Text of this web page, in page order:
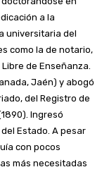
a la
universitaria del
como la de notario,
de Enseñanza.
Jaén) y abogó
del Registro de
Ingresó
Estado. A pesar
con pocos
más necesitadas